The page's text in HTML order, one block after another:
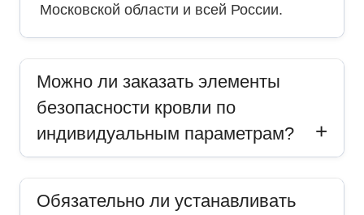
Московской области и всей России.
Можно ли заказать элементы
безопасности кровли по
индивидуальным параметрам?
Обязательно ли устанавливать